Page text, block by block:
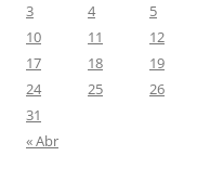
3
4 5
10
11 12
17
18 19
24
25 26
31
« Abr